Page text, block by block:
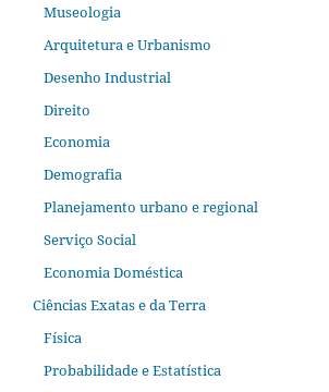
Museologia
Arquitetura e Urbanismo
Desenho Industrial
Direito
Economia
Demografia
Planejamento urbano e regional
Serviço Social
Economia Doméstica
Ciências Exatas e da Terra
Física
Probabilidade e Estatística